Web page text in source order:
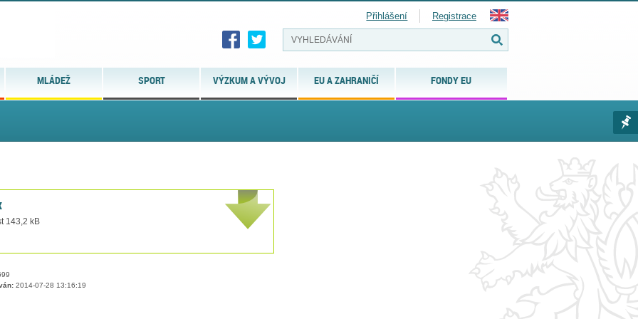
MLÁDEŽ SPORT VÝZKUM A VÝVOJ EU A ZAHRANIČÍ FONDY EU
Přihlášení Registrace
143,2 kB
2014-07-28 13:16:19